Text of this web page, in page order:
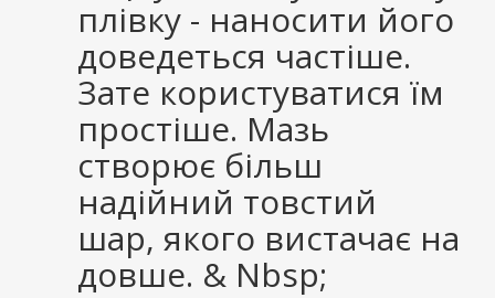
плівку - наносити його
доведеться частіше.
Зате користуватися їм
простіше. Мазь
створює більш
надійний товстий
шар, якого вистачає на
довше. & Nbsp;